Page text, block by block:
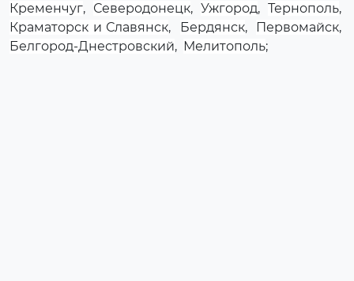
Кременчуг, Северодонецк, Ужгород, Тернополь,
Краматорск и Славянск, Бердянск, Первомайск,
Белгород-Днестровский, Мелитополь;